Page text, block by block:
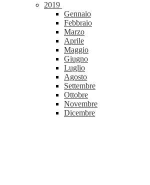
2019
Gennaio
Febbraio
Marzo
Aprile
Maggio
Giugno
Luglio
Agosto
Settembre
Ottobre
Novembre
Dicembre